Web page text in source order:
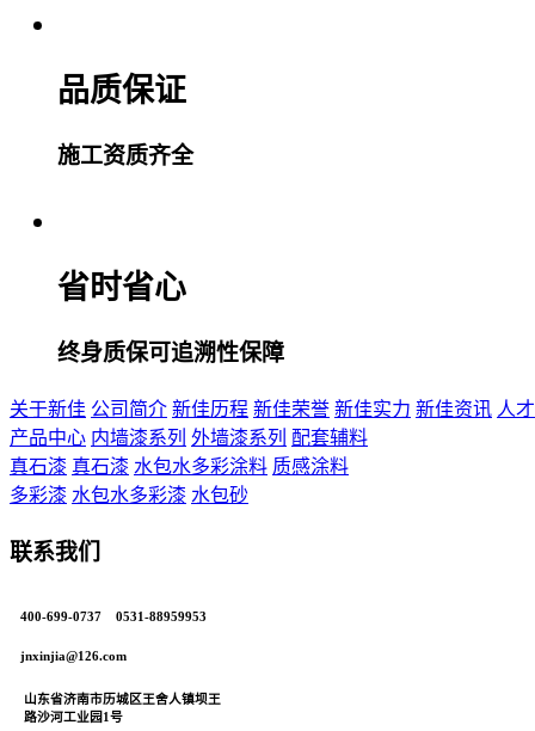
品质保证
施工资质齐全
省时省心
终身质保可追溯性保障
关于新佳 公司简介 新佳历程 新佳荣誉 新佳实力 新佳资讯 人
产品中心 内墙漆系列 外墙漆系列 配套辅料
真石漆 真石漆 水包水多彩涂料 质感涂料
多彩漆 水包水多彩漆 水包砂
联系我们
400-699-0737 0531-88959953
jnxinjia@126.com
山东省济南市历城区王舍人镇坝王
路沙河工业园1号